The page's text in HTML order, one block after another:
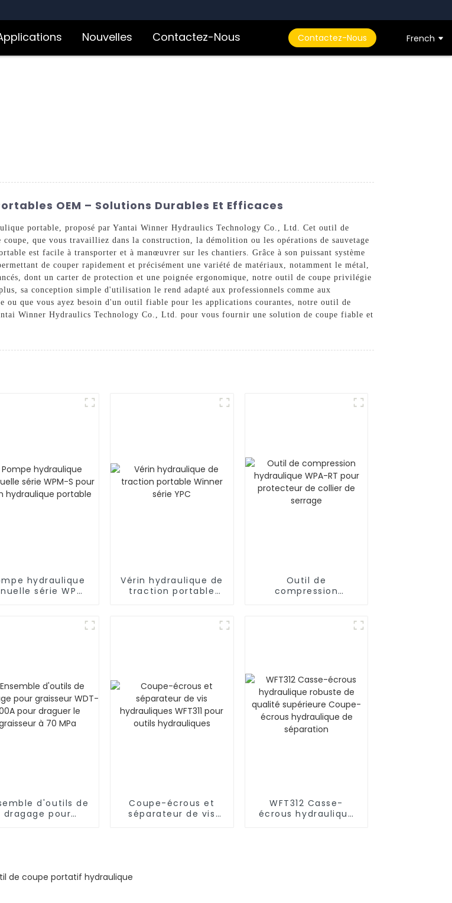
Nouvelles Contactez-Nous Contactez-Nous French
OEM – Solutions Durables Et Efficaces
portable, proposé par Yantai Winner Hydraulics Technology Co., Ltd. Cet outil de
que vous travailliez dans la construction, la démolition ou les opérations de sauvetage
est facile à transporter et à manœuvrer sur les chantiers. Grâce à son puissant système
de couper rapidement et précisément une variété de matériaux, notamment le métal,
dont un carter de protection et une poignée ergonomique, notre outil de coupe privilégie
sa conception simple d'utilisation le rend adapté aux professionnels comme aux
ou que vous ayez besoin d'un outil fiable pour les applications courantes, notre outil de
Winner Hydraulics Technology Co., Ltd. pour vous fournir une solution de coupe fiable et
hydraulique
série WPM-
Vérin hydraulique de
traction portable
Outil de
compression
d'outils de
dragage pour
Coupe-écrous et
séparateur de vis
WFT312 Casse-
écrous hydraulique